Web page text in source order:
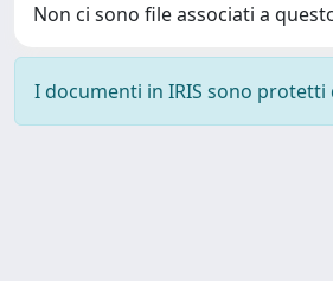
Non ci sono file associati a
I documenti in IRIS sono